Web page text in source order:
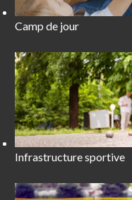
Camp de jour
Infrastructure sportive